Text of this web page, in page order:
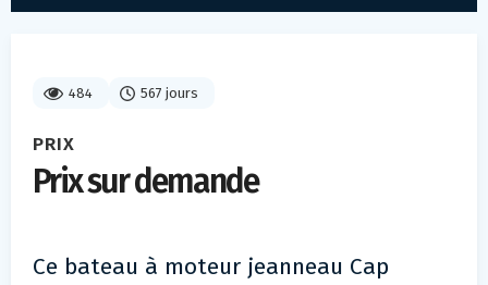
484 567 jours
PRIX
Prix sur demande
Ce bateau à moteur jeanneau Cap